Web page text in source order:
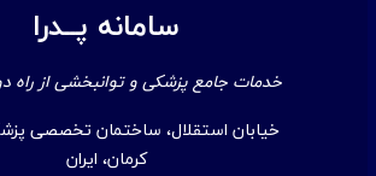
سامانه پــدرا
خدمات جامع پزشکی و توانبخشی از راه
خیابان استقلال، ساختمان تخصصی
کرمان، ایران